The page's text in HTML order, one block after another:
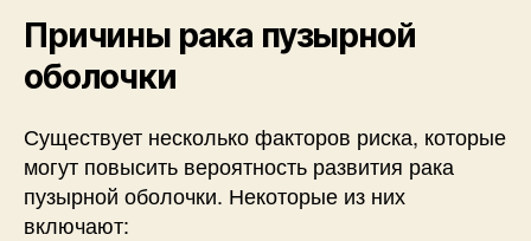
Причины рака пузырной
оболочки
Существует несколько факторов риска, которые
могут повысить вероятность развития рака
пузырной оболочки. Некоторые из них
включают: